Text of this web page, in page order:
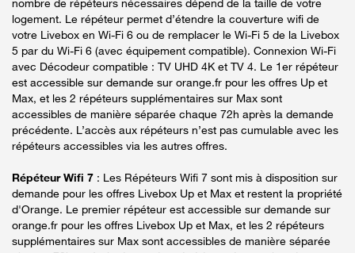
logement. Le répéteur permet d’étendre la couverture wifi de
votre Livebox en Wi-Fi 6 ou de remplacer le Wi-Fi 5 de la Livebox
5 par du Wi-Fi 6 (avec équipement compatible). Connexion Wi-Fi
avec Décodeur compatible : TV UHD 4K et TV 4. Le 1er répéteur
est accessible sur demande sur orange.fr pour les offres Up et
Max, et les 2 répéteurs supplémentaires sur Max sont
accessibles de manière séparée chaque 72h après la demande
précédente. L’accès aux répéteurs n’est pas cumulable avec les
répéteurs accessibles via les autres offres.
Répéteur Wifi 7 : Les Répéteurs Wifi 7 sont mis à disposition sur
demande pour les offres Livebox Up et Max et restent la propriété
d'Orange. Le premier répéteur est accessible sur demande sur
orange.fr pour les offres Livebox Up et Max, et les 2 répéteurs
supplémentaires sur Max sont accessibles de manière séparée